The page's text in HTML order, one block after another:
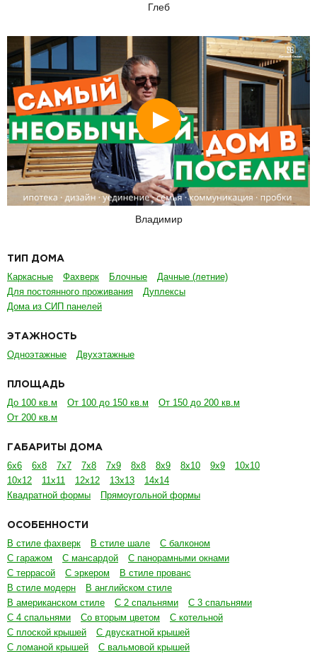
Глеб
Смотреть
Владимир
ТИП ДОМА
Каркасные Фахверк Блочные
Дачные (летние)
Для постоянного проживания
Дуплексы
Дома из СИП панелей
ЭТАЖНОСТЬ
Одноэтажные Двухэтажные
ПЛОЩАДЬ
До 100 кв.м От 100 до 150 кв.м
От 150 до 200 кв.м
От 200 кв.м
ГАБАРИТЫ ДОМА
6х6 6х8 7х7 7х8 7х9 8х8 8х9 8х10 9х9
10х10
10х12
11х11 12х12 13х13
14х14
Квадратной формы
Прямоугольной формы
ОСОБЕННОСТИ
В стиле фахверк В стиле шале
С балконом
С гаражом
С мансардой
С панорамными окнами
С террасой
С эркером
В стиле прованс
В стиле модерн
В английском стиле
В американском стиле
С 2 спальнями
С 3 спальнями
С 4 спальнями
Со вторым цветом
С котельной
С плоской крышей
С двускатной крышей
С ломаной крышей
С вальмовой крышей